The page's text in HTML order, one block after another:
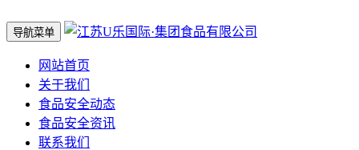
导航菜单
网站首页
关于我们
食品安全动态
食品安全资讯
联系我们